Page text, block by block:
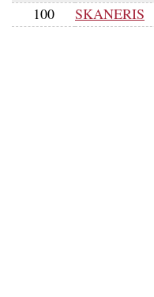
100
SKANERIS